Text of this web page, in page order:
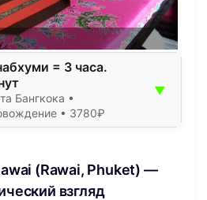
= 3 часа.
Бангкока •
• 3780₽
▼
(Rawai, Phuket) —
взгляд